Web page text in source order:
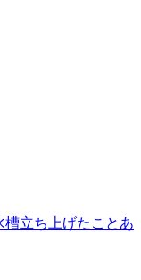
立ち上げたことあ